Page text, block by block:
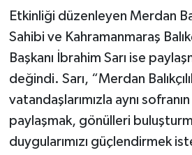
Etkinliği düzenleyen Merdan
Sahibi ve Kahramanmaraş
Başkanı İbrahim Sarı ise
değindi. Sarı, “Merdan
vatandaşlarımızla aynı
paylaşmak, gönülleri
duygularımızı güçlendirmek